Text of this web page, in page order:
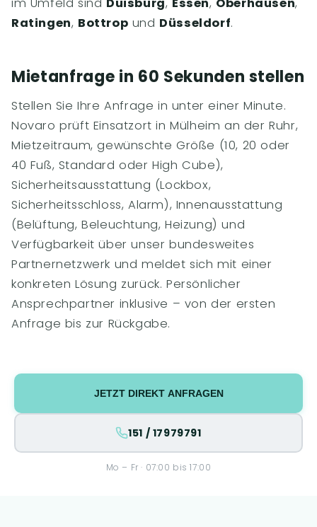
Ratingen, Bottrop und Düsseldorf.
Mietanfrage in 60 Sekunden stellen
Stellen Sie Ihre Anfrage in unter einer Minute.
Novaro prüft Einsatzort in Mülheim an der Ruhr,
Mietzeitraum, gewünschte Größe (10, 20 oder
40 Fuß, Standard oder High Cube),
Sicherheitsausstattung (Lockbox,
Sicherheitsschloss, Alarm), Innenausstattung
(Belüftung, Beleuchtung, Heizung) und
Verfügbarkeit über unser bundesweites
Partnernetzwerk und meldet sich mit einer
konkreten Lösung zurück. Persönlicher
Ansprechpartner inklusive – von der ersten
Anfrage bis zur Rückgabe.
JETZT DIREKT ANFRAGEN
151 / 17979791
Mo – Fr · 07:00 bis 17:00